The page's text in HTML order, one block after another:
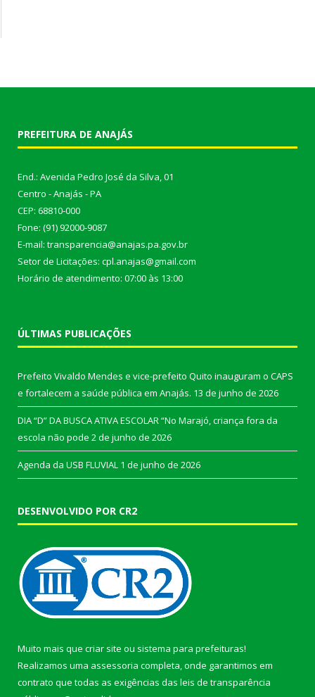
PREFEITURA DE ANAJÁS
End.: Avenida Pedro José da Silva, 01
Centro - Anajás - PA
CEP: 68810-000
Fone: (91) 92000-9087
E-mail: transparencia@anajas.pa.gov.br
Setor de Licitações: cpl.anajas@gmail.com
Horário de atendimento: 07:00 às 13:00
ÚLTIMAS PUBLICAÇÕES
Prefeito Vivaldo Mendes e vice-prefeito Quito inauguram o CAPS
e fortalecem a saúde pública em Anajás. 13 de junho de 2026
DIA “D” DA BUSCA ATIVA ESCOLAR “No Marajó, criança fora da
escola não pode 2 de junho de 2026
Agenda da USB FLUVIAL 1 de junho de 2026
DESENVOLVIDO POR CR2
Muito mais que criar site ou sistema para prefeituras!
Realizamos uma assessoria completa, onde garantimos em
contrato que todas as exigências das leis de transparência